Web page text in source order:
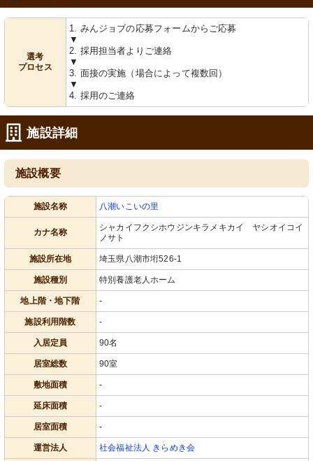
選考
プロセス
1. みんジョブの応募フォームからご応募
▼
2. 採用担当者よりご連絡
▼
3. 面接の実施（場合によって複数回）
▼
4. 採用のご連絡
施設詳細
施設概要
施設名称 八潮いこいの里
カナ名称
シャカイフクシホウジンキラメキカイ ヤシオイコイ
ノサト
施設所在地 埼玉県八潮市垳526-1
施設種別 特別養護老人ホーム
地上階・地下階 -
施設利用階数 -
入居定員 90名
居室総数 90室
敷地面積 -
延床面積 -
居室面積 -
運営法人 社会福祉法人 きらめき会